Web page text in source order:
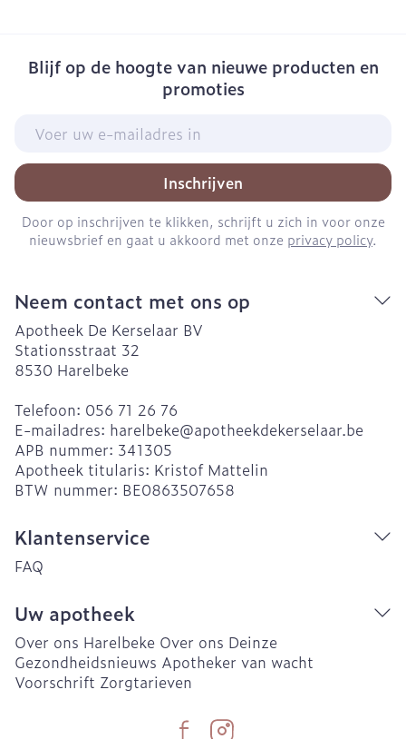
Blijf op de hoogte van nieuwe producten en
promoties
Inschrijven
Door op inschrijven te klikken, schrijft u zich in voor onze
nieuwsbrief en gaat u akkoord met onze privacy policy.
Neem contact met ons op
Apotheek De Kerselaar BV
Stationsstraat 32
8530 Harelbeke
Telefoon: 056 71 26 76
E-mailadres: harelbeke@apotheekdekerselaar.be
APB nummer: 341305
Apotheek titularis: Kristof Mattelin
BTW nummer: BE0863507658
Klantenservice
FAQ
Uw apotheek
Over ons Harelbeke Over ons Deinze
Gezondheidsnieuws Apotheker van wacht
Voorschrift Zorgtarieven